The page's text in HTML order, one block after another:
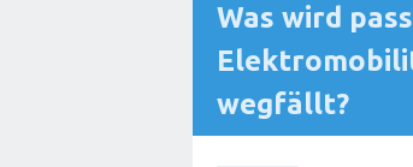
Was wird
wegfällt?